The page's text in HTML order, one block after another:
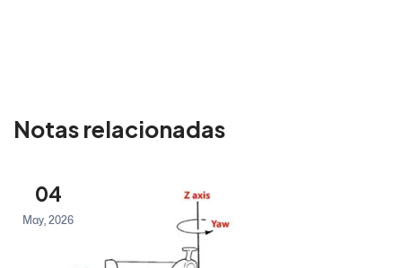
Notas relacionadas
04
May, 2026